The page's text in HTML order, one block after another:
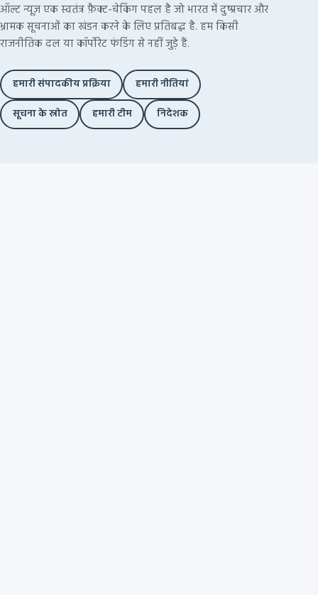
ऑल्ट न्यूज़ एक स्वतंत्र फ़ैक्ट-चेकिंग पहल है जो भारत में दुष्प्रचार और
भ्रामक सूचनाओं का खंडन करने के लिए प्रतिबद्ध है. हम किसी
राजनीतिक दल या कॉर्पोरेट फंडिंग से नहीं जुड़े हैं.
हमारी संपादकीय प्रक्रिया
हमारी नीतियां
सूचना के स्रोत
हमारी टीम निदेशक